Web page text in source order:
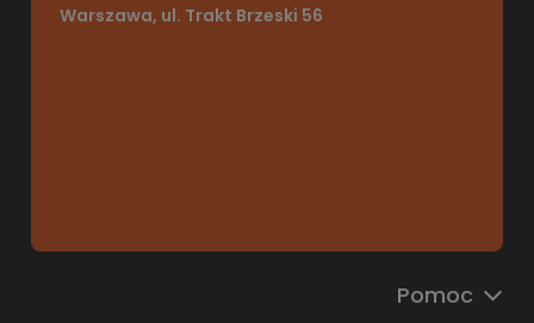
Warszawa, ul. Trakt Brzeski 56
Pomoc